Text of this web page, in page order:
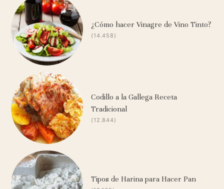
¿Cómo hacer Vinagre de Vino Tinto?
(14.458)
Codillo a la Gallega Receta
Tradicional
(12.844)
Tipos de Harina para Hacer Pan